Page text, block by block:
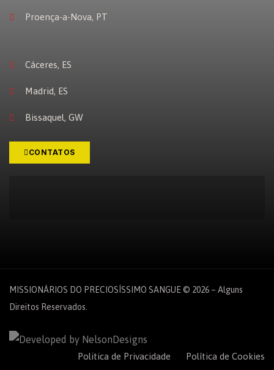
Proença-a-Nova, PT
Cáceres, ES
Madrid, ES
Bissaquel, GW
CONTATOS
MISSIONÁRIOS DO PRECIOSÍSSIMO SANGUE © 2026 – Alguns
Direitos Reservados.
Politica de Privacidade
Política de Cookies